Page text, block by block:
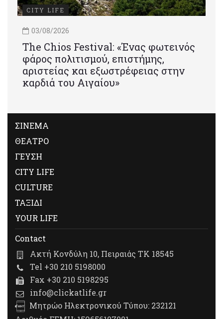
CITY LIFE
03/08/2026
Τhe Chios Festival: «Ένας φωτεινός
φάρος πολιτισμού, επιστήμης,
αριστείας και εξωστρέφειας στην
καρδιά του Αιγαίου»
ΣΙΝΕΜΑ
ΘΕΑΤΡΟ
ΓΕΥΣΗ
CITY LIFE
CULTURE
ΤΑΞΙΔΙ
YOUR LIFE
Contact
Ακτή Κονδύλη 10, Πειραιάς ΤΚ 18545
Tel +30 210 5198000
Fax +30 210 5198295
info@clickatlife.gr
Μητρώο Ηλεκτρονικού Τύπου: 232121